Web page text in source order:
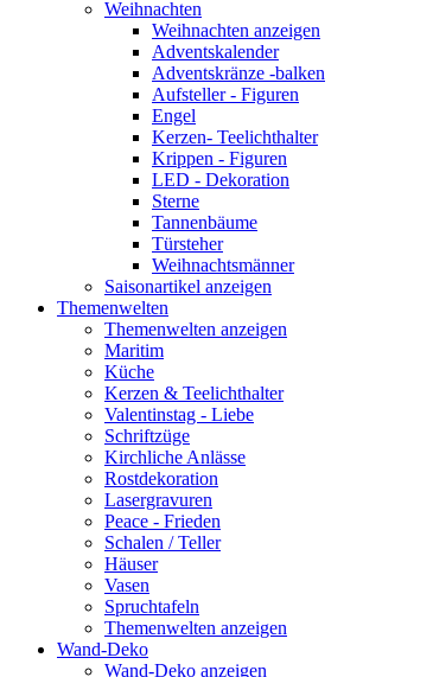
Weihnachten
Weihnachten anzeigen
Adventskalender
Adventskränze -balken
Aufsteller - Figuren
Engel
Kerzen- Teelichthalter
Krippen - Figuren
LED - Dekoration
Sterne
Tannenbäume
Türsteher
Weihnachtsmänner
Saisonartikel anzeigen
Themenwelten
Themenwelten anzeigen
Maritim
Küche
Kerzen & Teelichthalter
Valentinstag - Liebe
Schriftzüge
Kirchliche Anlässe
Rostdekoration
Lasergravuren
Peace - Frieden
Schalen / Teller
Häuser
Vasen
Spruchtafeln
Themenwelten anzeigen
Wand-Deko
Wand-Deko anzeigen